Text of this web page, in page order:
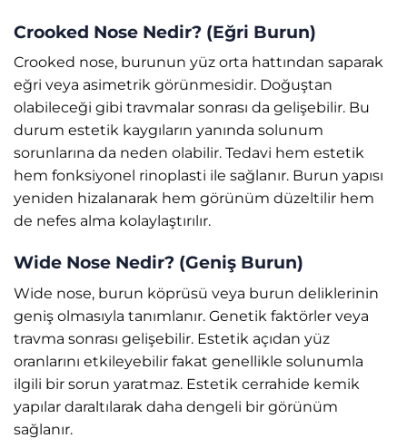
Crooked Nose Nedir? (Eğri Burun)
Crooked nose, burunun yüz orta hattından saparak
eğri veya asimetrik görünmesidir. Doğuştan
olabileceği gibi travmalar sonrası da gelişebilir. Bu
durum estetik kaygıların yanında solunum
sorunlarına da neden olabilir. Tedavi hem estetik
hem fonksiyonel rinoplasti ile sağlanır. Burun yapısı
yeniden hizalanarak hem görünüm düzeltilir hem
de nefes alma kolaylaştırılır.
Wide Nose Nedir? (Geniş Burun)
Wide nose, burun köprüsü veya burun deliklerinin
geniş olmasıyla tanımlanır. Genetik faktörler veya
travma sonrası gelişebilir. Estetik açıdan yüz
oranlarını etkileyebilir fakat genellikle solunumla
ilgili bir sorun yaratmaz. Estetik cerrahide kemik
yapılar daraltılarak daha dengeli bir görünüm
sağlanır.